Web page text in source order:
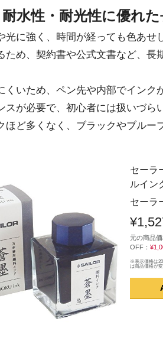
水性・耐光性に優れ
光に強く、時間が経っても色あせ
ため、契約書や公式文書など、長
くいため、ペン先や内部でインク
スが必要で、初心者には扱いづら
ほど多くなく、ブラックやブルー
セーラ
ルイン
セーラ
元の商品価
OFF：
※表示価格は
は商品価格が